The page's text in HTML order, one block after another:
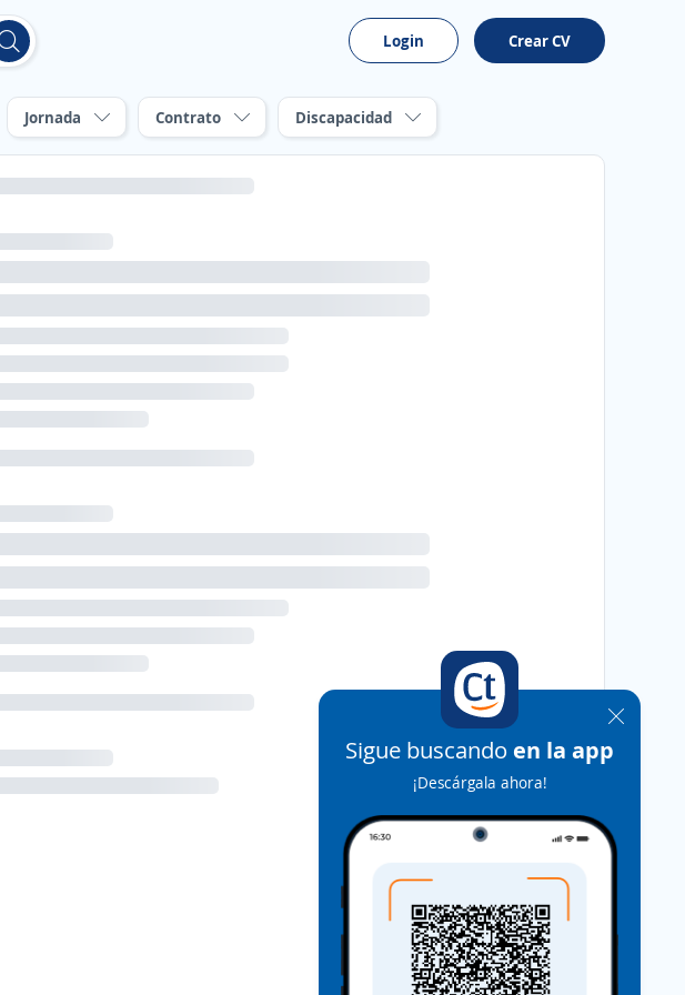
Login Crear CV
Jornada Contrato Discapacidad
Sigue buscando en la app
¡Descárgala ahora!